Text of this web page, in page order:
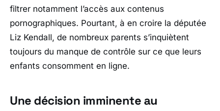
filtrer notamment l’accès aux contenus
pornographiques. Pourtant, à en croire la députée
Liz Kendall, de nombreux parents s’inquiètent
toujours du manque de contrôle sur ce que leurs
enfants consomment en ligne.
Une décision imminente au